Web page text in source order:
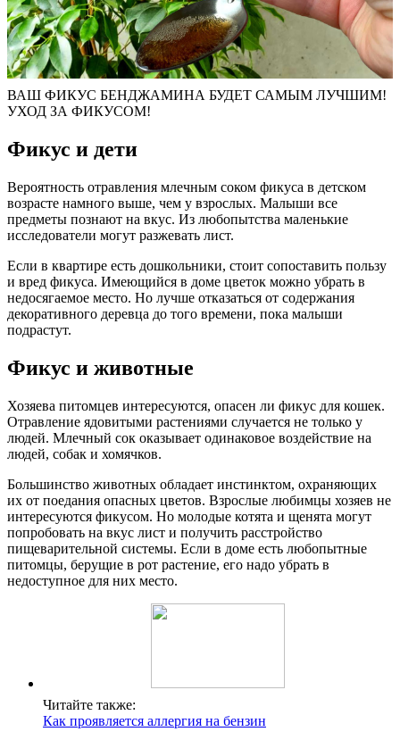
ВАШ ФИКУС БЕНДЖАМИНА БУДЕТ САМЫМ ЛУЧШИМ!
УХОД ЗА ФИКУСОМ!
Фикус и дети
Вероятность отравления млечным соком фикуса в детском
возрасте намного выше, чем у взрослых. Малыши все
предметы познают на вкус. Из любопытства маленькие
исследователи могут разжевать лист.
Если в квартире есть дошкольники, стоит сопоставить пользу
и вред фикуса. Имеющийся в доме цветок можно убрать в
недосягаемое место. Но лучше отказаться от содержания
декоративного деревца до того времени, пока малыши
подрастут.
Фикус и животные
Хозяева питомцев интересуются, опасен ли фикус для кошек.
Отравление ядовитыми растениями случается не только у
людей. Млечный сок оказывает одинаковое воздействие на
людей, собак и хомячков.
Большинство животных обладает инстинктом, охраняющих
их от поедания опасных цветов. Взрослые любимцы хозяев не
интересуются фикусом. Но молодые котята и щенята могут
попробовать на вкус лист и получить расстройство
пищеварительной системы. Если в доме есть любопытные
питомцы, берущие в рот растение, его надо убрать в
недоступное для них место.
Читайте также:
Как проявляется аллергия на бензин